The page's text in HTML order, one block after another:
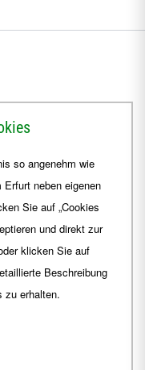
so angenehm wie
neben eigenen
Sie auf „Cookies
und direkt zur
klicken Sie auf
Beschreibung
zu erhalten.